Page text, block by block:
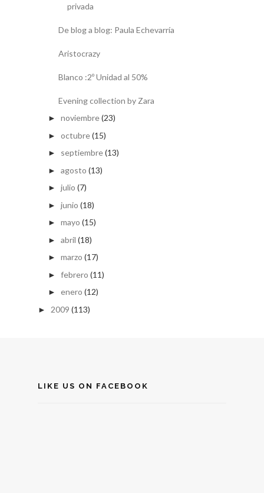
privada
De blog a blog: Paula Echevarría
Aristocrazy
Blanco :2º Unidad al 50%
Evening collection by Zara
► noviembre(23)
► octubre(15)
► septiembre(13)
► agosto (13)
► julio (7)
► junio (18)
► mayo (15)
► abril (18)
► marzo (17)
► febrero (11)
► enero (12)
► 2009 (113)
LIKE US ON FACEBOOK